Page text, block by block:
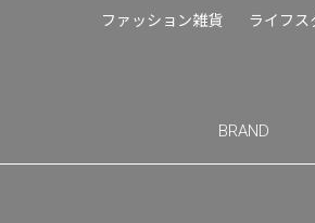
ファッション雑貨 ライフス
BRAND